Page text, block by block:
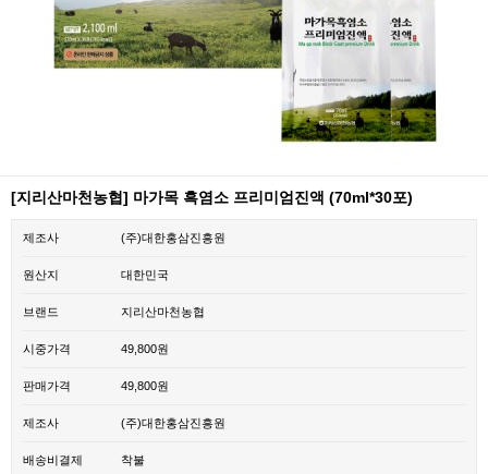
[지리산마천농협] 마가목 흑염소 프리미엄진액 (70ml*30포)
제조사 (주)대한홍삼진흥원
원산지 대한민국
브랜드 지리산마천농협
시중가격 49,800원
판매가격 49,800원
제조사 (주)대한홍삼진흥원
배송비결제 착불